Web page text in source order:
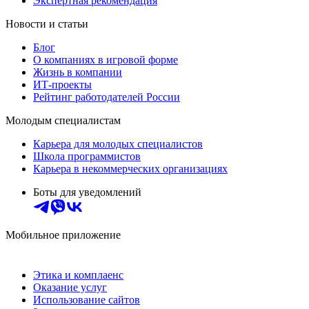
Новости и статьи
Блог
О компаниях в игровой форме
Жизнь в компании
ИТ-проекты
Рейтинг работодателей России
Молодым специалистам
Карьера для молодых специалистов
Школа программистов
Карьера в некоммерческих организациях
Боты для уведомлений
Мобильное приложение
Этика и комплаенс
Оказание услуг
Использование сайтов